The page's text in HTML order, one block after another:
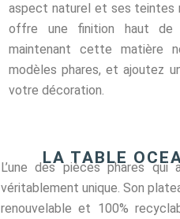
aspect naturel et ses teintes
offre une finition haut de
maintenant cette matière
modèles phares, et ajoutez
votre décoration.
LA TABLE
L’une des pièces phares
véritablement unique. Son
renouvelable et 100%